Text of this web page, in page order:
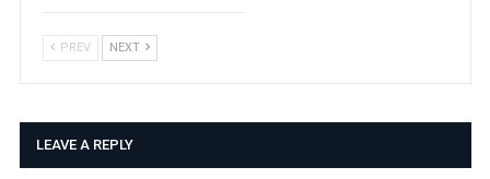
PREV NEXT
LEAVE A REPLY